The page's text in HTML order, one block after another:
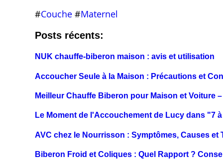
#Couche #Maternel
Posts récents:
NUK chauffe-biberon maison : avis et utilisation
Accoucher Seule à la Maison : Précautions et
Meilleur Chauffe Biberon pour Maison et Voiture
Le Moment de l'Accouchement de Lucy dans "7
AVC chez le Nourrisson : Symptômes, Causes et
Biberon Froid et Coliques : Quel Rapport ?